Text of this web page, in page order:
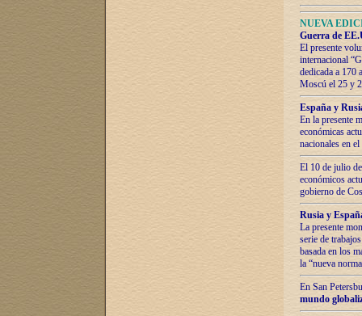
NUEVA
Guerra de
El presente
internacional
dedicada a 170
Moscú el 25 y
España y
En la presente
económicas
nacionales en
El 10 de julio
económicos
gobierno de
Rusia y
La presente
serie de
basada en los
la “nueva
En San
mundo